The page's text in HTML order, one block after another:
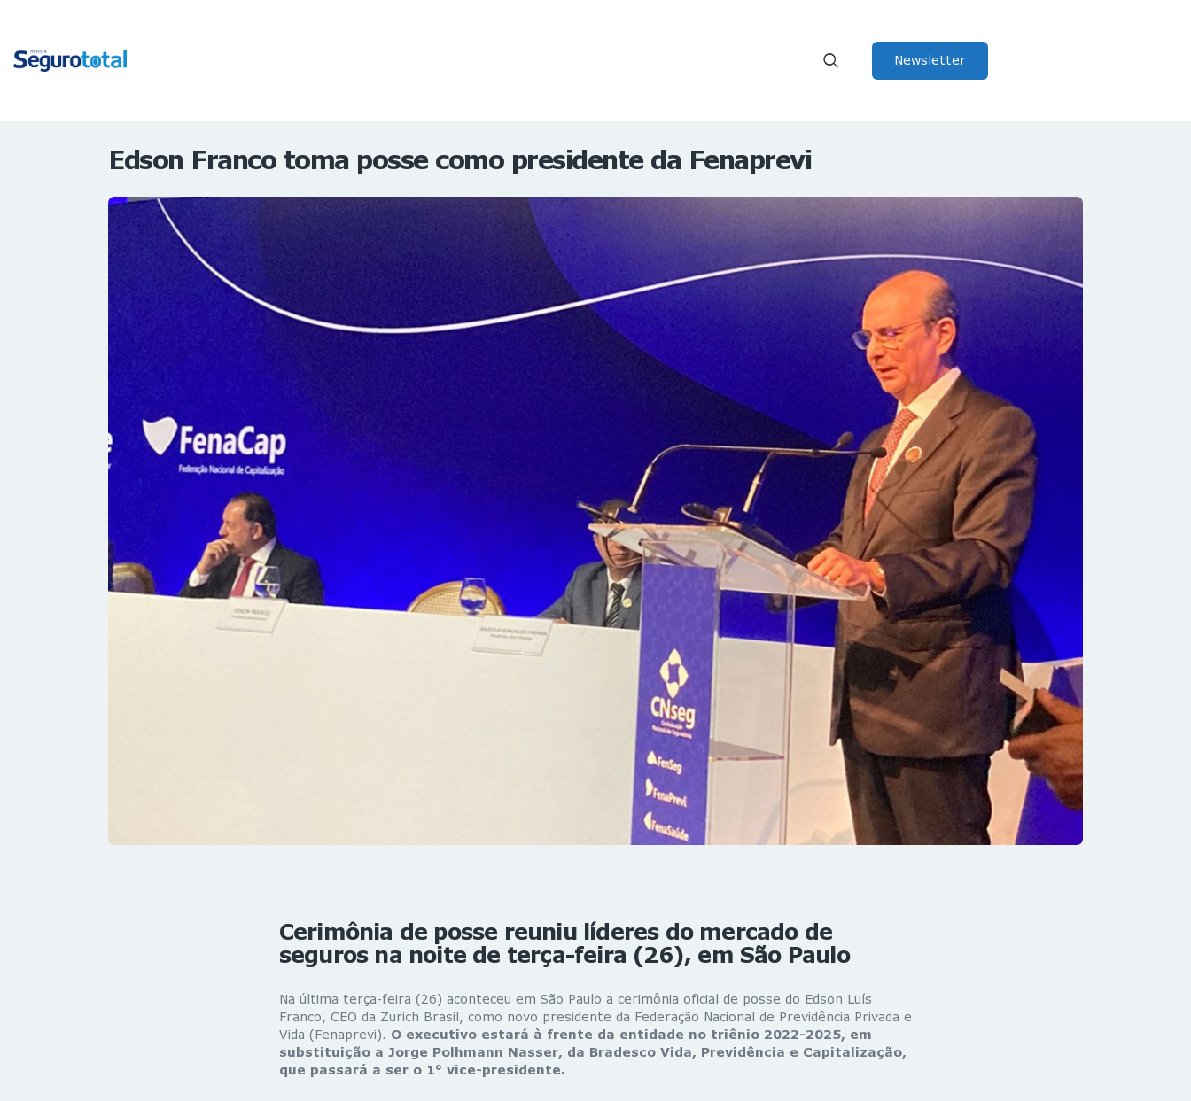
Newsletter
Edson Franco toma posse como presidente da Fenaprevi
Cerimônia de posse reuniu líderes do mercado de
seguros na noite de terça-feira (26), em São Paulo
Na última terça-feira (26) aconteceu em São Paulo a cerimônia oficial de posse do Edson Luís
Franco, CEO da Zurich Brasil, como novo presidente da Federação Nacional de Previdência Privada e
Vida (Fenaprevi). O executivo estará à frente da entidade no triênio 2022-2025, em
substituição a Jorge Polhmann Nasser, da Bradesco Vida, Previdência e Capitalização,
que passará a ser o 1° vice-presidente.